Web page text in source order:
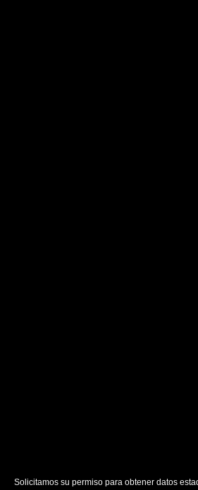
Solicitamos su permiso para obtener datos